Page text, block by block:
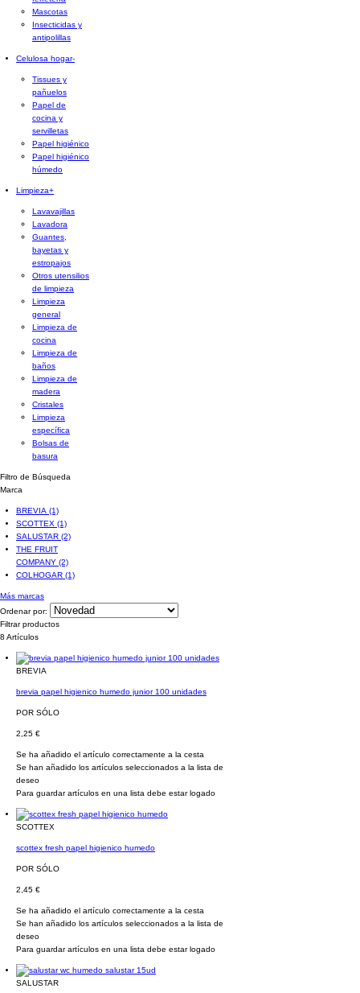
Mascotas
Insecticidas y
antipolillas
Celulosa hogar-
Tissues y
pañuelos
Papel de
cocina y
servilletas
Papel higiénico
Papel higiénico
húmedo
Limpieza+
Lavavajillas
Lavadora
Guantes,
bayetas y
estropajos
Otros utensilios
de limpieza
Limpieza
general
Limpieza de
cocina
Limpieza de
baños
Limpieza de
madera
Cristales
Limpieza
específica
Bolsas de
basura
Filtro de Búsqueda
Marca
BREVIA (1)
SCOTTEX (1)
SALUSTAR (2)
THE FRUIT
COMPANY (2)
COLHOGAR (1)
Más marcas
Ordenar por:
Filtrar productos
8 Artículos
BREVIA
brevia papel higienico humedo junior 100 unidades
POR SÓLO
2,25 €
Se ha añadido el artículo correctamente a la cesta
Se han añadido los artículos seleccionados a la lista de
deseo
Para guardar artículos en una lista debe estar logado
SCOTTEX
scottex fresh papel higienico humedo
POR SÓLO
2,45 €
Se ha añadido el artículo correctamente a la cesta
Se han añadido los artículos seleccionados a la lista de
deseo
Para guardar artículos en una lista debe estar logado
SALUSTAR